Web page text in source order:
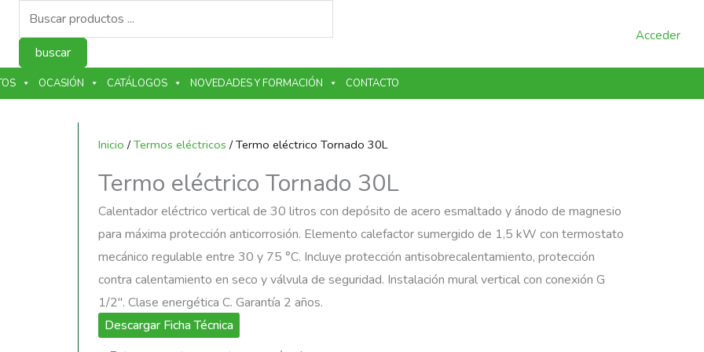
productos
buscar
Acceder
OCASIÓN CATÁLOGOS NOVEDADES Y FORMACIÓN CONTACTO
Inicio /Termos eléctricos / Termo eléctrico Tornado 30L
Termo eléctrico Tornado 30L
Calentador eléctrico vertical de 30 litros con depósito de acero esmaltado y ánodo de magnesio
para máxima protección anticorrosión. Elemento calefactor sumergido de 1,5 kW con termostato
mecánico regulable entre 30 y 75 °C. Incluye protección antisobrecalentamiento, protección
contra calentamiento en seco y válvula de seguridad. Instalación mural vertical con conexión G
1/2″. Clase energética C. Garantía 2 años.
Descargar Ficha Técnica